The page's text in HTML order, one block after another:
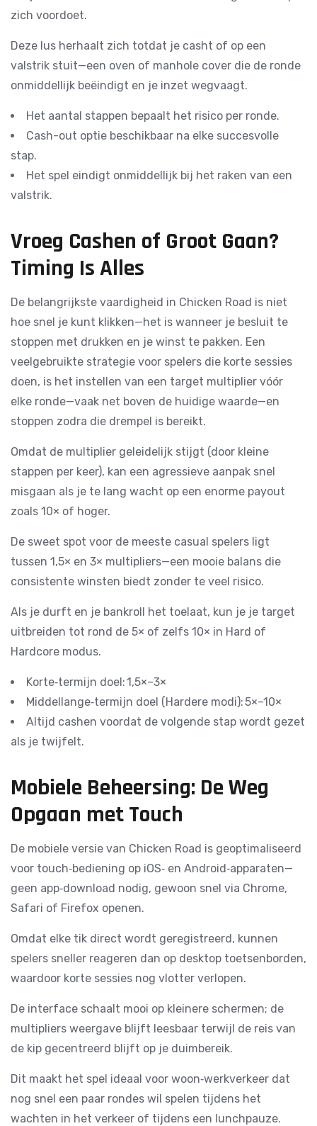
zich voordoet.
Deze lus herhaalt zich totdat je casht of op een
valstrik stuit—een oven of manhole cover die de ronde
onmiddellijk beëindigt en je inzet wegvaagt.
Het aantal stappen bepaalt het risico per ronde.
Cash-out optie beschikbaar na elke succesvolle
stap.
Het spel eindigt onmiddellijk bij het raken van een
valstrik.
Vroeg Cashen of Groot Gaan?
Timing Is Alles
De belangrijkste vaardigheid in Chicken Road is niet
hoe snel je kunt klikken—het is wanneer je besluit te
stoppen met drukken en je winst te pakken. Een
veelgebruikte strategie voor spelers die korte sessies
doen, is het instellen van een target multiplier vóór
elke ronde—vaak net boven de huidige waarde—en
stoppen zodra die drempel is bereikt.
Omdat de multiplier geleidelijk stijgt (door kleine
stappen per keer), kan een agressieve aanpak snel
misgaan als je te lang wacht op een enorme payout
zoals 10× of hoger.
De sweet spot voor de meeste casual spelers ligt
tussen 1,5× en 3× multipliers—een mooie balans die
consistente winsten biedt zonder te veel risico.
Als je durft en je bankroll het toelaat, kun je je target
uitbreiden tot rond de 5× of zelfs 10× in Hard of
Hardcore modus.
Korte‑termijn doel: 1,5×–3×
Middellange‑termijn doel (Hardere modi): 5×–10×
Altijd cashen voordat de volgende stap wordt gezet
als je twijfelt.
Mobiele Beheersing: De Weg
Opgaan met Touch
De mobiele versie van Chicken Road is geoptimaliseerd
voor touch‑bediening op iOS‑ en Android‑apparaten—
geen app‑download nodig, gewoon snel via Chrome,
Safari of Firefox openen.
Omdat elke tik direct wordt geregistreerd, kunnen
spelers sneller reageren dan op desktop toetsenborden,
waardoor korte sessies nog vlotter verlopen.
De interface schaalt mooi op kleinere schermen; de
multipliers weergave blijft leesbaar terwijl de reis van
de kip gecentreerd blijft op je duimbereik.
Dit maakt het spel ideaal voor woon‑werkverkeer dat
nog snel een paar rondes wil spelen tijdens het
wachten in het verkeer of tijdens een lunchpauze.